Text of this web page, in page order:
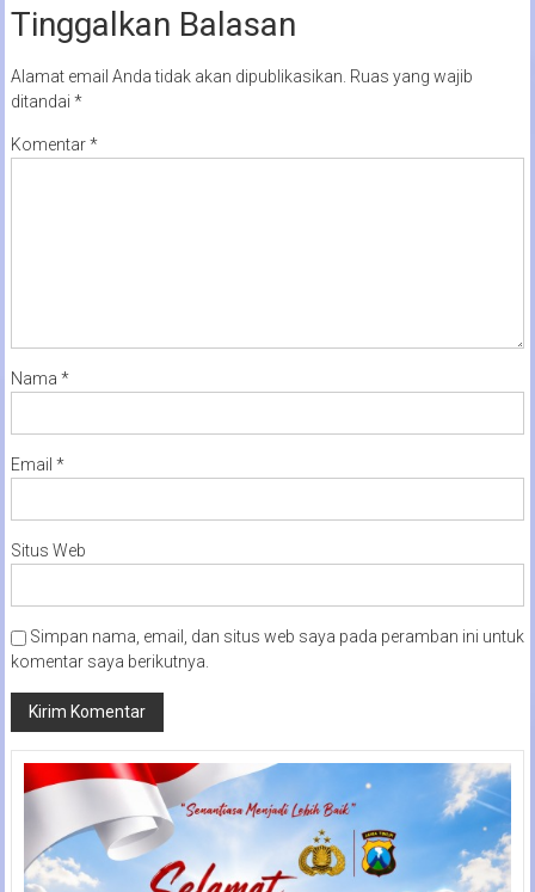
Tinggalkan Balasan
Alamat email Anda tidak akan dipublikasikan. Ruas yang wajib
ditandai *
Komentar*
Nama *
Email *
Situs Web
Simpan nama, email, dan situs web saya pada peramban ini untuk
komentar saya berikutnya.